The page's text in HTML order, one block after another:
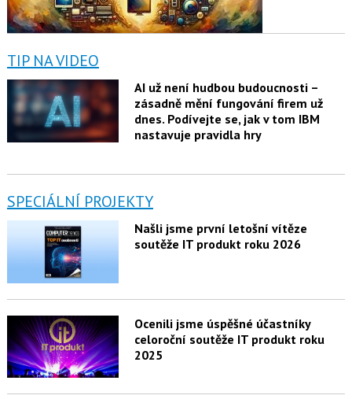
TIP NA VIDEO
AI už není hudbou budoucnosti –
zásadně mění fungování firem už
dnes. Podívejte se, jak v tom IBM
nastavuje pravidla hry
SPECIÁLNÍ PROJEKTY
Našli jsme první letošní vítěze
soutěže IT produkt roku 2026
Ocenili jsme úspěšné účastníky
celoroční soutěže IT produkt roku
2025